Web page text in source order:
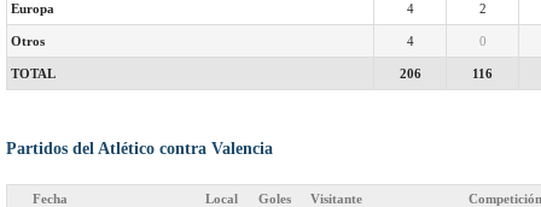
Europa 4 2
Otros 4 0
TOTAL 206 116
Partidos del Atlético contra Valencia
Fecha Local Goles Visitante Competición